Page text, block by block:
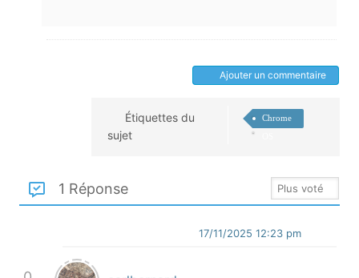
Ajouter un commentaire
Étiquettes du
sujet
Chrome
1 Réponse
17/11/2025 12:23 pm